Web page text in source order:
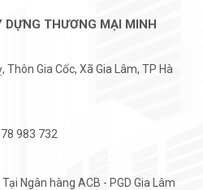
THƯƠNG MẠI MINH
Gia Cốc, Xã Gia Lâm, TP Hà
983 732
Ngân hàng ACB - PGD Gia Lâm